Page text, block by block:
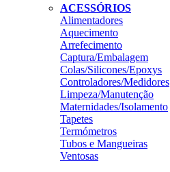
ACESSÓRIOS
Alimentadores
Aquecimento
Arrefecimento
Captura/Embalagem
Colas/Silicones/Epoxys
Controladores/Medidores
Limpeza/Manutenção
Maternidades/Isolamento
Tapetes
Termómetros
Tubos e Mangueiras
Ventosas